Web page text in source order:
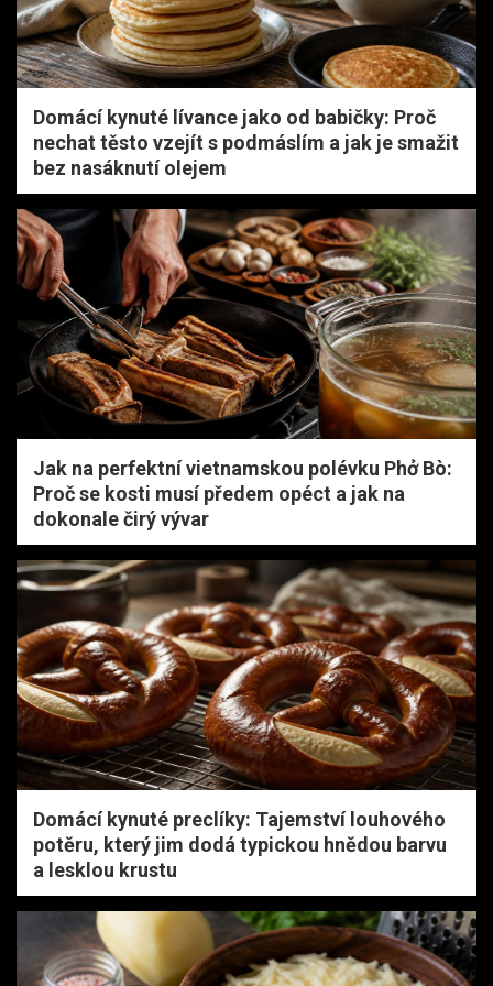
Domácí kynuté lívance jako od babičky: Proč
nechat těsto vzejít s podmáslím a jak je smažit
bez nasáknutí olejem
Jak na perfektní vietnamskou polévku Phở Bò:
Proč se kosti musí předem opéct a jak na
dokonale čirý vývar
Domácí kynuté preclíky: Tajemství louhového
potěru, který jim dodá typickou hnědou barvu
a lesklou krustu